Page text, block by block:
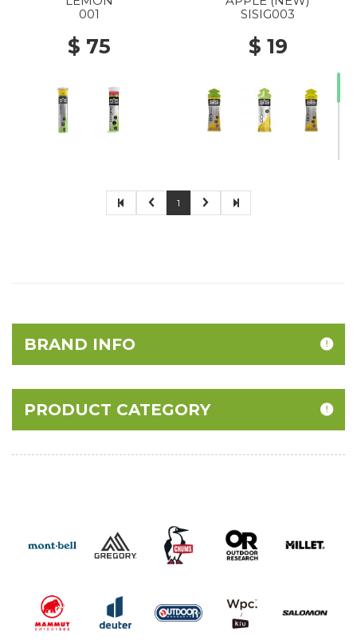
001
$ 75
SISIG003
$ 19
1
BRAND INFO
PRODUCT CATEGORY